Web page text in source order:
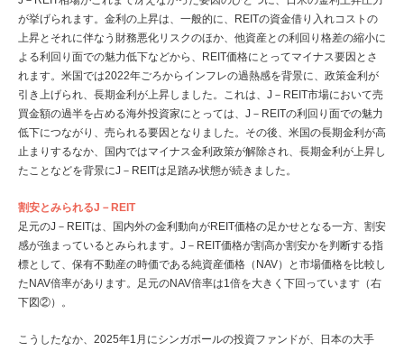
が挙げられます。金利の上昇は、一般的に、REITの資金借り入れコストの
上昇とそれに伴なう財務悪化リスクのほか、他資産との利回り格差の縮小に
よる利回り面での魅力低下などから、REIT価格にとってマイナス要因とさ
れます。米国では2022年ごろからインフレの過熱感を背景に、政策金利が
引き上げられ、長期金利が上昇しました。これは、J－REIT市場において売
買金額の過半を占める海外投資家にとっては、J－REITの利回り面での魅力
低下につながり、売られる要因となりました。その後、米国の長期金利が高
止まりするなか、国内ではマイナス金利政策が解除され、長期金利が上昇し
たことなどを背景にJ－REITは足踏み状態が続きました。
割安とみられるJ－REIT
足元のJ－REITは、国内外の金利動向がREIT価格の足かせとなる一方、割安
感が強まっているとみられます。J－REIT価格が割高か割安かを判断する指
標として、保有不動産の時価である純資産価格（NAV）と市場価格を比較し
たNAV倍率があります。足元のNAV倍率は1倍を大きく下回っています（右
下図②）。
こうしたなか、2025年1月にシンガポールの投資ファンドが、日本の大手